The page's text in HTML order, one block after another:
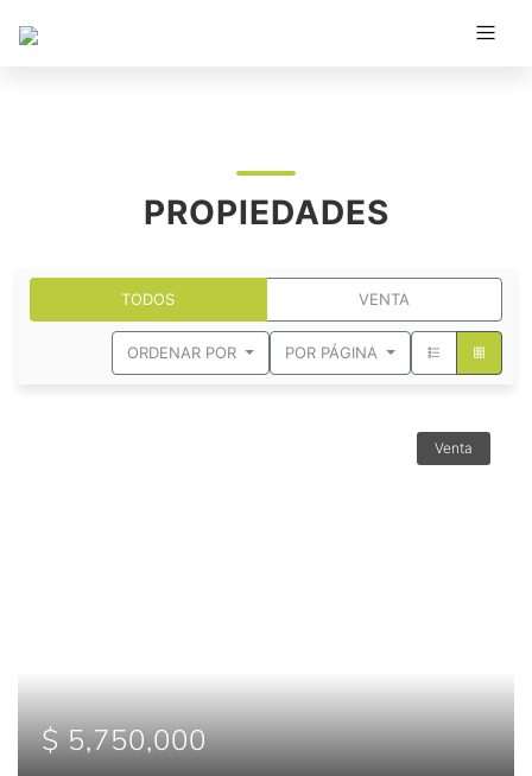
PROPIEDADES
TODOS VENTA
ORDENAR POR POR PÁGINA
Venta
$ 5,750,000